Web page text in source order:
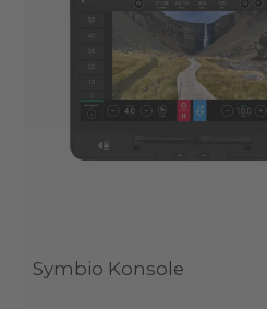
Symbio Konsole